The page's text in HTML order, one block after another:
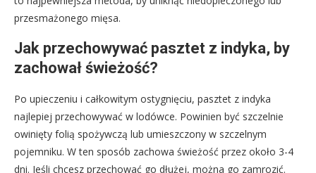
przesmażonego mięsa.
Jak przechowywać pasztet z indyka, by
zachował świeżość?
Po upieczeniu i całkowitym ostygnięciu, pasztet z indyka
najlepiej przechowywać w lodówce. Powinien być szczelnie
owinięty folią spożywczą lub umieszczony w szczelnym
pojemniku. W ten sposób zachowa świeżość przez około 3-4
dni. Jeśli chcesz przechować go dłużej, można go zamrozić.